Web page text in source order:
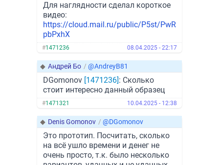
Для наглядности сделал короткое
видео:
https://cloud.mail.ru/public/P5st/PwR
pbPxhX
#1471236 08.04.2025 - 22:17
◆ Андрей Бо / @AndreyB81
DGomonov [1471236]: Сколько
стоит интересно данный образец
#1471321 10.04.2025 - 12:38
◆ Denis Gomonov / @DGomonov
Это прототип. Посчитать, сколько
на всё ушло времени и денег не
очень просто, т.к. было несколько